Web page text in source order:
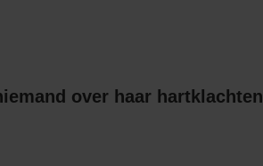
over haar hartklachten